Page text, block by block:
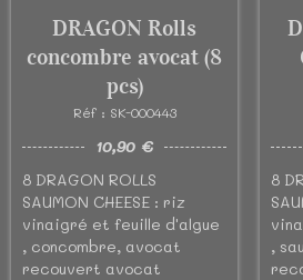
DRAGON Rolls
concombre avocat (8
pcs)
Réf : SK-000443
10,90 €
8 DRAGON ROLLS
SAUMON CHEESE : riz
vinaigré et feuille d'algue
, concombre, avocat
recouvert avocat
8
,